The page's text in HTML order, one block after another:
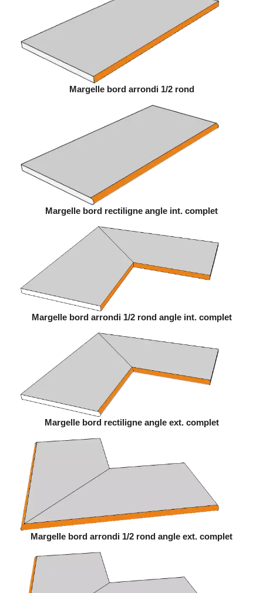
Margelle bord arrondi 1/2 rond
Margelle bord rectiligne angle int. complet
Margelle bord arrondi 1/2 rond angle int. complet
Margelle bord rectiligne angle ext. complet
Margelle bord arrondi 1/2 rond angle ext. complet